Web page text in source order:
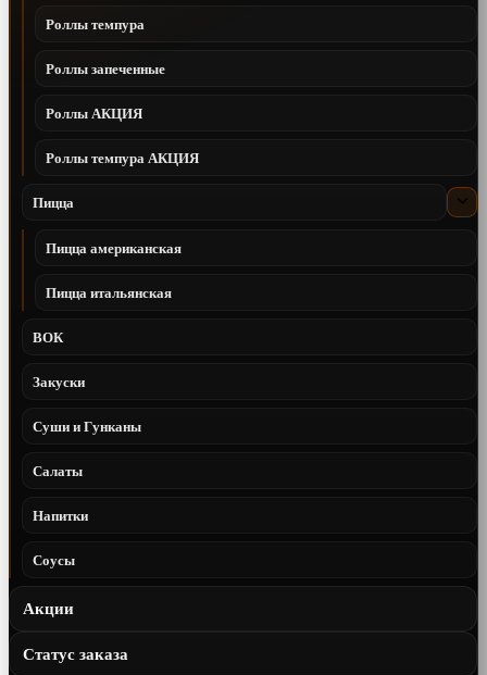
Роллы темпура
Роллы запеченные
Роллы АКЦИЯ
Роллы темпура АКЦИЯ
Пицца
Пицца американская
Пицца итальянская
ВОК
Закуски
Суши и Гунканы
Салаты
Напитки
Соусы
Акции
Статус заказа